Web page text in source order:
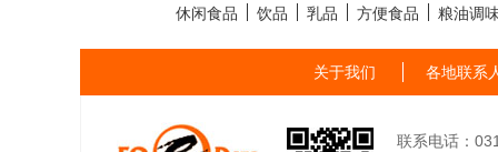
休闲食品 饮品 乳品 方便食品 粮油调
关于我们 各地联系
联系电话：